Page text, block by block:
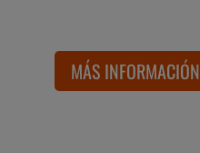
MÁS INFORMACIÓN